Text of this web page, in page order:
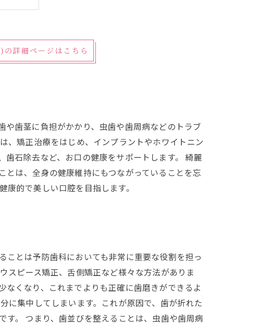
詳細ページはこちら
歯茎に負担がかかり、虫歯や歯周病などのトラブ
、矯正治療をはじめ、インプラントやホワイトニン
石除去など、お口の健康をサポートします。 綺麗
は、全身の健康維持にもつながっていることを忘
的で美しい口腔を目指します。
とは予防歯科においても非常に重要な役割を担っ
スピース矯正、舌側矯正など様々な方法がありま
くなり、これまでよりも正確に歯磨きができるよ
に集中してしまいます。これが原因で、歯が折れた
。 つまり、歯並びを整えることは、虫歯や歯周病